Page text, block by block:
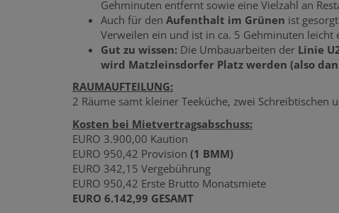
Gehminuten entfernt sowie eine Vielzahl an
Auch für den Aufenthalt im Grünen ist
Verweilen ein und ist in ca. 5 Gehminuten leicht
Gut zu wissen: Die Umbauarbeiten der Linie
wird Matzleinsdorfer Platz werden (also
RAUMAUFTEILUNG:
2 Räume samt kleiner Teeküche, zwei Schreibtischen
Kosten bei Mietvertragsabschuss:
EURO 3.900,00 Kaution
EURO 950,42 Provision (1 BMM)
EURO 342,15 Vergebührung
EURO 950,42 Erste Brutto Monatsmiete
EURO 6.142,99 GESAMT